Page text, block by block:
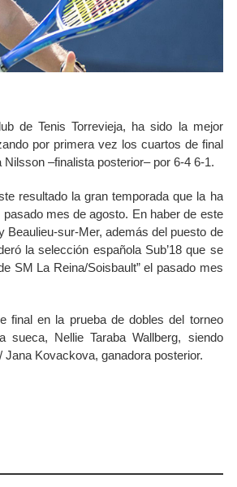
de Tenis Torrevieja, ha sido la mejor
por primera vez los cuartos de final
–finalista posterior– por 6-4 6-1.
resultado la gran temporada que la ha
mes de agosto. En haber de este
sur-Mer, además del puesto de
la selección española Sub’18 que se
SM La Reina/Soisbault” el pasado mes
final en la prueba de dobles del torneo
sueca, Nellie Taraba Wallberg, siendo
Kovackova, ganadora posterior.